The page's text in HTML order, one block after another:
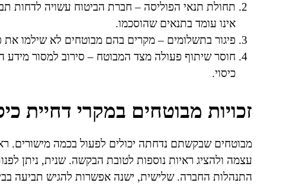
תחולת תנאי הפוליסה – חברת הביטוח עשויה לדחות
אינו עומד בתנאים שהוסכמו.
פיגור בתשלומים – מקרים בהם מבוטחים לא שילמו את
חוסר שיתוף פעולה מצד המבוטח – סירוב למסור מידע
כיסוי.
זכויות מבוטחים במקרי דחיית
מבוטחים שבקשתם נדחתה יכולים לפעול בכמה מישורים.
עצמה ולהציג ראיות נוספות לטובת הבקשה. שנית, ניתן
התנהלות החברה. שלישית, ישנה אפשרות להגיש תביעה